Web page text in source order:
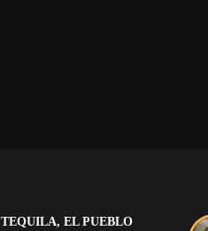
TEQUILA, EL PUEBLO